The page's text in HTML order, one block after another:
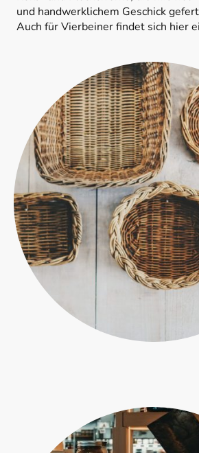
und handwerklichem Geschick
Auch für Vierbeiner findet sich hier